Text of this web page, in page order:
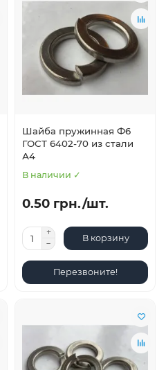
Шайба пружинная Ф6
ГОСТ 6402-70 из стали
А4
В наличии ✓
0.50 грн./шт.
В корзину
Перезвоните!